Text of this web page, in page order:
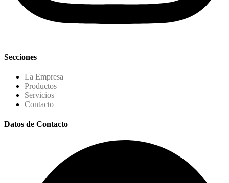
Secciones
La Empresa
Productos
Servicios
Contacto
Datos de Contacto